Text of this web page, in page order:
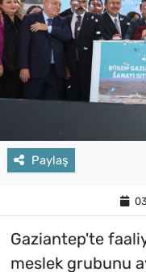
Paylaş
Gaziantep'te
meslek grubunu